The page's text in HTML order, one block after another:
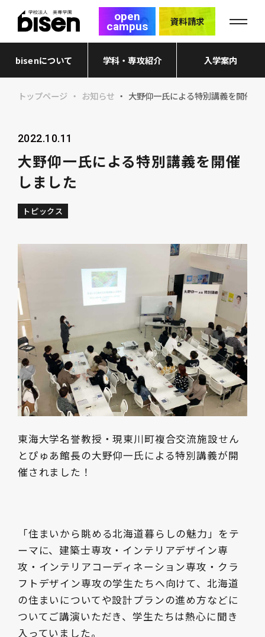
open
campus 資料請求
bisenについて 学科・専攻紹介 入学案内
トップページ お知らせ 大野仰一氏による特別講義を開催し
2022.10.11
大野仰一氏による特別講義を開催
しました
トピックス
東海大学名誉教授・現東川町複合交流施設せん
とぴゅあ館長の大野仰一氏による特別講義が開
催されました！
「住まいから眺める北海道暮らしの魅力」をテ
ーマに、建築士専攻・インテリアデザイン専
攻・インテリアコーディネーション専攻・クラ
フトデザイン専攻の学生たちへ向けて、北海道
の住まいについてや設計プランの進め方などに
ついてご講演いただき、学生たちは熱心に聞き
入っていました。